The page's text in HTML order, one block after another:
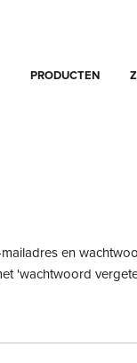
PRODUCTEN
en
'wachtwoord